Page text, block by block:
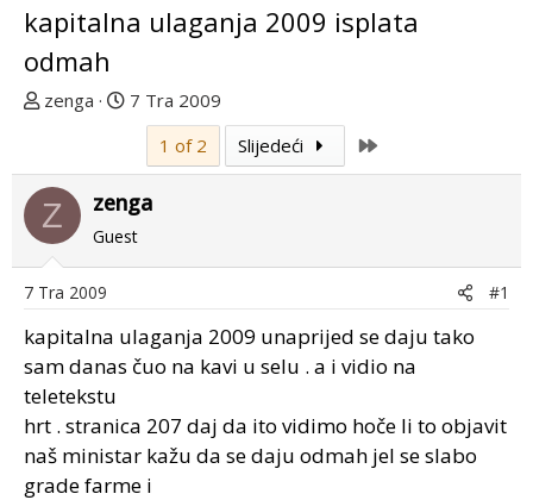
kapitalna ulaganja 2009 isplata
odmah
T
u
p
o
r
e
n
u
o
zenga
D
u
m
p
o
g
p
t
a
7 Tra 2009
1 of 2
Slijedeći
Z zenga
Guest
7 Tra 2009 #1
kapitalna ulaganja 2009 unaprijed se daju tako
sam danas čuo na kavi u selu . a i vidio na
teletekstu
hrt . stranica 207 daj da ito vidimo hoče li to objavit
naš ministar kažu da se daju odmah jel se slabo
grade farme i